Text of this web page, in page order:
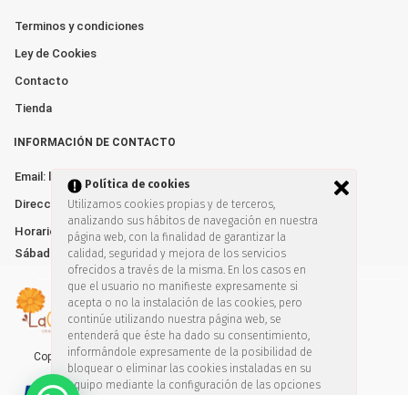
Terminos y condiciones
Ley de Cookies
Contacto
Tienda
INFORMACIÓN DE CONTACTO
Email: lacalendulatienda@gmail.com
Dirección: Av. de España nº10. Algeciras 11205
Horarios: Lunes a Viernes de 10:00–13:30 y 17:00–20:30
Sábados de 10:00-14:00
Copyright © 2019. Todos los derechos reservados
Política de cookies
Utilizamos cookies propias y de terceros,
analizando sus hábitos de navegación en nuestra
página web, con la finalidad de garantizar la
calidad, seguridad y mejora de los servicios
ofrecidos a través de la misma. En los casos en
que el usuario no manifieste expresamente si
acepta o no la instalación de las cookies, pero
continúe utilizando nuestra página web, se
entenderá que éste ha dado su consentimiento,
informándole expresamente de la posibilidad de
bloquear o eliminar las cookies instaladas en su
equipo mediante la configuración de las opciones